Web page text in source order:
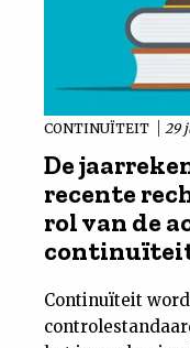
CONTINUÏTEIT 29
De
recente
rol van de
Continuïteit